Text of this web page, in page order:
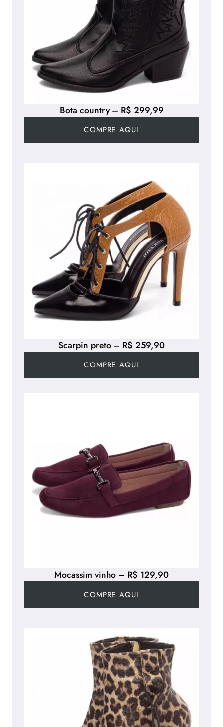
Scarpin preto – R$ 259,90
COMPRE AQUI
Bota country – R$ 299,99
COMPRE AQUI
Mocassim vinho – R$ 129,90
COMPRE AQUI